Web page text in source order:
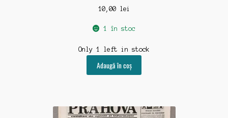
10,00 lei
1 în stoc
Only 1 left in stock
Adaugă în coș